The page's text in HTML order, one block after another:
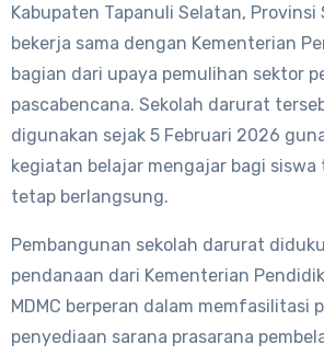
Kabupaten Tapanuli Selatan, Provinsi
bekerja sama dengan Kementerian
bagian dari upaya pemulihan sektor
pascabencana. Sekolah darurat
digunakan sejak 5 Februari 2026
kegiatan belajar mengajar bagi siswa
tetap berlangsung.
Pembangunan sekolah darurat
pendanaan dari Kementerian
MDMC berperan dalam memfasilitasi
penyediaan sarana prasarana